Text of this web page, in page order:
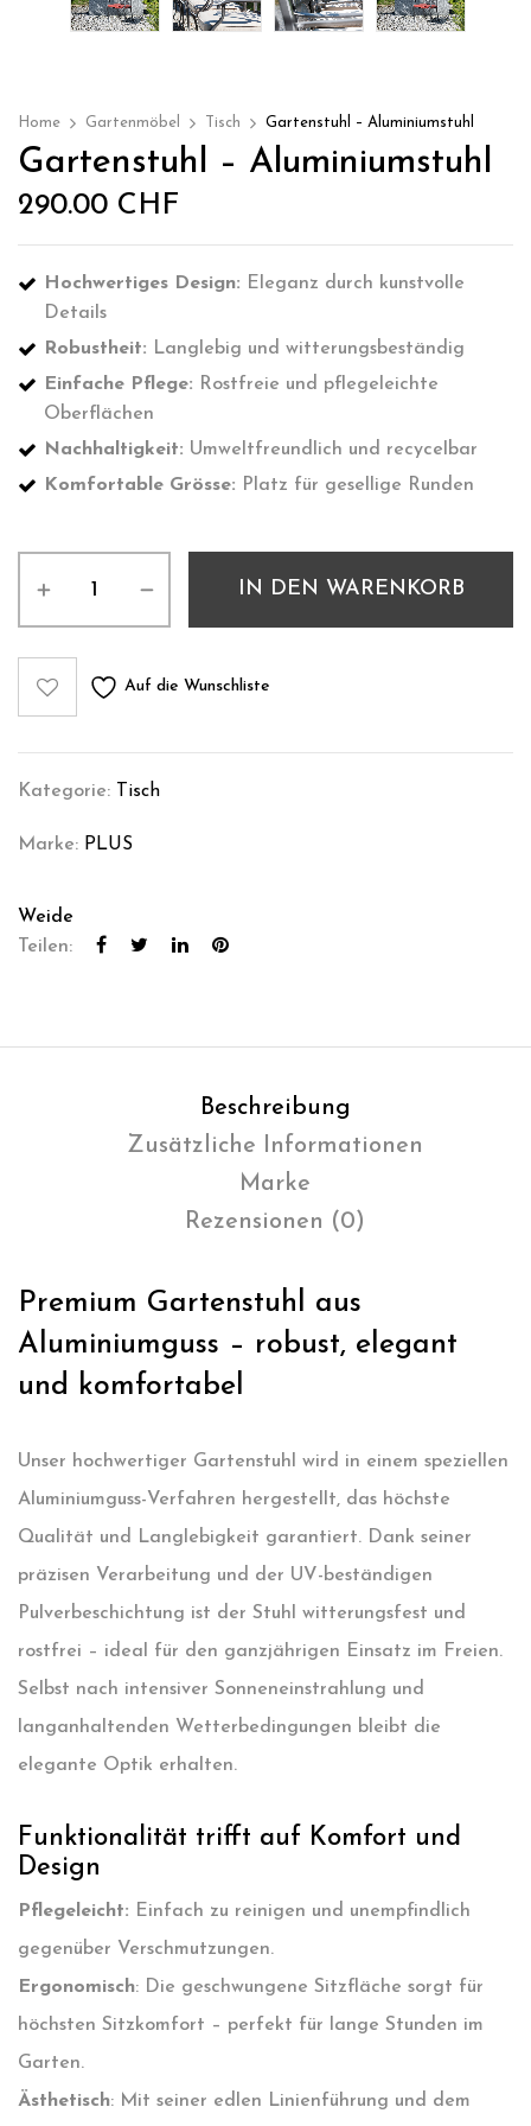
Home Gartenmöbel Tisch Gartenstuhl – Aluminiumstuhl
Gartenstuhl – Aluminiumstuhl
290.00 CHF
Hochwertiges Design: Eleganz durch kunstvolle
Details
Robustheit: Langlebig und witterungsbeständig
Einfache Pflege: Rostfreie und pflegeleichte
Oberflächen
Nachhaltigkeit: Umweltfreundlich und recycelbar
Komfortable Grösse: Platz für gesellige Runden
IN DEN WARENKORB
Auf die Wunschliste
Kategorie: Tisch
Marke: PLUS
Weide
Teilen:
Beschreibung
Zusätzliche Informationen
Marke
Rezensionen (0)
Premium Gartenstuhl aus
Aluminiumguss – robust, elegant
und komfortabel
Unser hochwertiger Gartenstuhl wird in einem speziellen
Aluminiumguss-Verfahren hergestellt, das höchste
Qualität und Langlebigkeit garantiert. Dank seiner
präzisen Verarbeitung und der UV-beständigen
Pulverbeschichtung ist der Stuhl witterungsfest und
rostfrei – ideal für den ganzjährigen Einsatz im Freien.
Selbst nach intensiver Sonneneinstrahlung und
langanhaltenden Wetterbedingungen bleibt die
elegante Optik erhalten.
Funktionalität trifft auf Komfort und
Design
Pflegeleicht: Einfach zu reinigen und unempfindlich
gegenüber Verschmutzungen.
Ergonomisch: Die geschwungene Sitzfläche sorgt für
höchsten Sitzkomfort – perfekt für lange Stunden im
Garten.
Ästhetisch: Mit seiner edlen Linienführung und dem